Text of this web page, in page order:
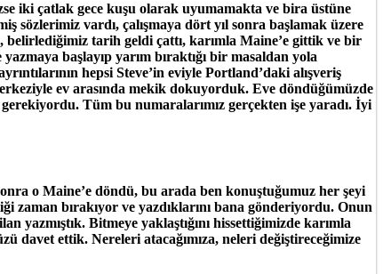
iki çatlak gece kuşu olarak uyumamakta ve bira üstüne
sözlerimiz vardı, çalışmaya dört yıl sonra başlamak üzere
tarih geldi çattı, karımla Maine’e gittik ve bir
başlayıp yarım bıraktığı bir masaldan yola
hepsi Steve’in eviyle Portland’daki alışveriş
ev arasında mekik dokuyorduk. Eve döndüğümüzde
Tüm bu numaralarımız gerçekten işe yaradı. İyi
o Maine’e döndü, bu arada ben konuştuğumuz her şeyi
zaman bırakıyor ve yazdıklarını bana gönderiyordu. Onun
Bitmeye yaklaştığını hissettiğimizde karımla
davet ettik. Nereleri atacağımıza, neleri değiştireceğimize